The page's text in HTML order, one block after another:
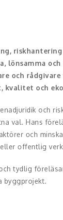
lönsamma
och
och
och
val. Hans
och
offentlig
tydlig
byggprojekt.